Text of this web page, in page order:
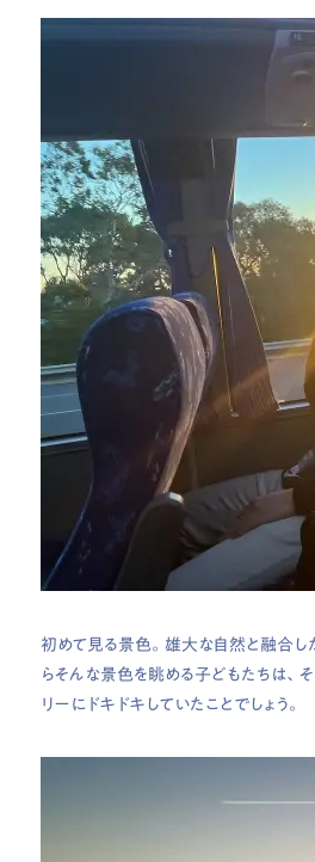
初めて見る景色。雄大な自然と融合し
らそんな景色を眺める子どもたちは、
リーにドキドキしていたことでしょう。